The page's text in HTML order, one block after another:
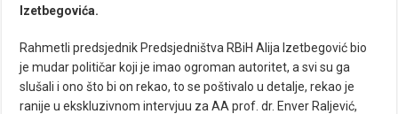
Izetbegovića.
Rahmetli predsjednik Predsjedništva RBiH Alija Izetbegović bio
je mudar političar koji je imao ogroman autoritet, a svi su ga
slušali i ono što bi on rekao, to se poštivalo u detalje, rekao je
ranije u ekskluzivnom intervjuu za AA prof. dr. Enver Raljević,